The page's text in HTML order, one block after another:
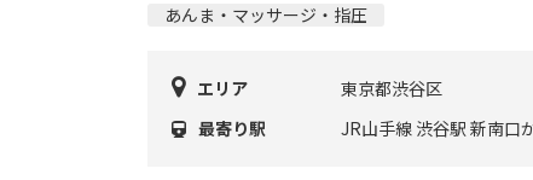
あんま・マッサージ・指圧
エリア
東京都渋谷区
最寄り駅
JR山手線 渋谷駅 新南口